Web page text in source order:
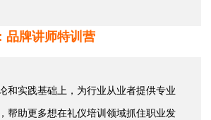
品牌讲师特训营
和实践基础上，为行业从业者提供专业
帮助更多想在礼仪培训领域抓住职业发